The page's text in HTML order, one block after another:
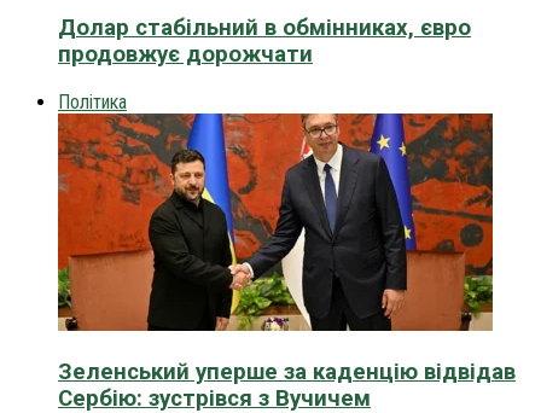
Долар стабільний в обмінниках, євро
продовжує дорожчати
Політика
Зеленський уперше за каденцію відвідав
Сербію: зустрівся з Вучичем